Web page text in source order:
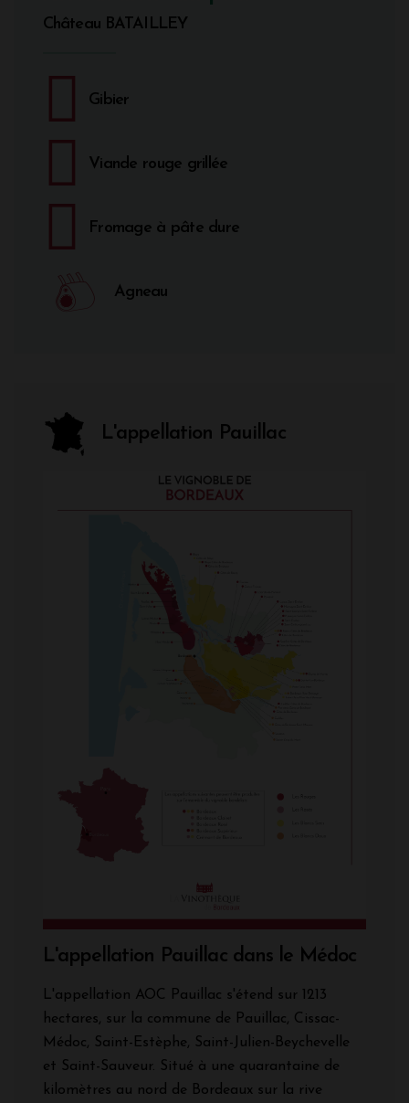
Château BATAILLEY
Gibier
Viande rouge grillée
Fromage à pâte dure
Agneau
L'appellation Pauillac
L'appellation Pauillac dans le Médoc
L'appellation AOC Pauillac s'étend sur 1213
hectares, sur la commune de Pauillac, Cissac-
Médoc, Saint-Estèphe, Saint-Julien-Beychevelle
et Saint-Sauveur. Situé à une quarantaine de
kilomètres au nord de Bordeaux sur la rive